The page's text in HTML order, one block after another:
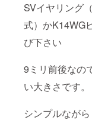
SVイヤリング
式）かK14WG
び下さい
9ミリ前後なの
い大きさです。
シンプルなが